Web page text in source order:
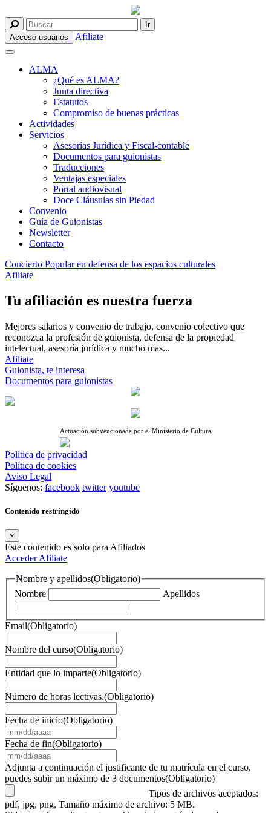
Acceso usuarios Afiliate
ALMA
¿Qué es ALMA?
Junta directiva
Estatutos
Compromiso de buenas prácticas
Actividades
Servicios
Asesorías Jurídica y Fiscal-contable
Documentos para guionistas
Traducciones
Ventajas especiales
Portal audiovisual
Doce Cláusulas sin Piedad
Convenio
Guía de Guionistas
Newsletter
Contacto
Concierto Popular en defensa de los espacios culturales
Afiliate
Tu afiliación es nuestra fuerza
Mejores salarios y convenio de trabajo, convenio colectivo que
reconozca la profesión de guionista, defensa de la propiedad
intelectual, asesoría jurídica y mucho mas...
Afiliate
Guionista, te interesa
Documentos para guionistas
Actuación subvencionada por el Ministerio de Cultura
Política de privacidad
Política de cookies
Aviso Legal
Síguenos: facebook twitter youtube
Contenido restringido
×
Este contenido es solo para Afiliados
AccederAfiliate
Nombre y apellidos(Obligatorio)
Nombre
Apellidos
Email(Obligatorio)
Nombre del curso(Obligatorio)
Entidad que lo imparte(Obligatorio)
Número de horas lectivas.(Obligatorio)
Fecha de inicio(Obligatorio)
barra
DD
barra
AAAA
Fecha de fin(Obligatorio)
barra
DD
Adjunta a continuación el justificante de tu matrícula en el curso,
puedes subir un máximo de 3 documentos(Obligatorio)
Tipos de archivos aceptados:
pdf, jpg, png, Tamaño máximo de archivo: 5 MB.